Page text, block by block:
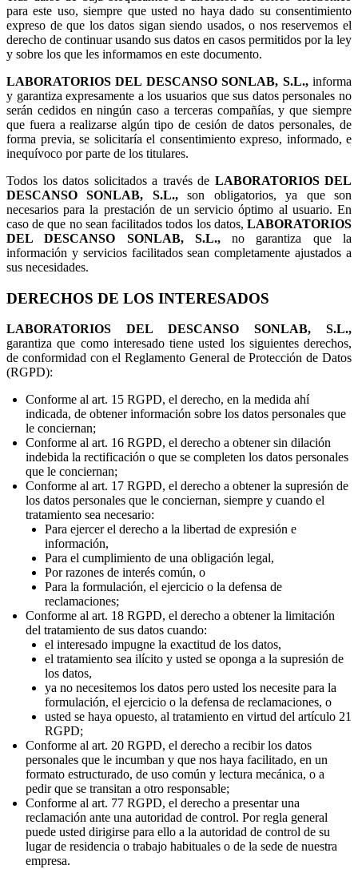
para este uso, siempre que usted no haya dado su consentimiento
expreso de que los datos sigan siendo usados, o nos reservemos el
derecho de continuar usando sus datos en casos permitidos por la ley
y sobre los que les informamos en este documento.
LABORATORIOS DEL DESCANSO SONLAB, S.L.,informa
y garantiza expresamente a los usuarios que sus datos personales no
serán cedidos en ningún caso a terceras compañías, y que siempre
que fuera a realizarse algún tipo de cesión de datos personales, de
forma previa, se solicitaría el consentimiento expreso, informado, e
inequívoco por parte de los titulares.
Todos los datos solicitados a través de LABORATORIOS DEL
DESCANSO SONLAB, S.L.,son obligatorios, ya que son
necesarios para la prestación de un servicio óptimo al usuario. En
caso de que no sean facilitados todos los datos, LABORATORIOS
DEL DESCANSO SONLAB, S.L.,no garantiza que la
información y servicios facilitados sean completamente ajustados a
sus necesidades.
DERECHOS DE LOS INTERESADOS
LABORATORIOS DEL DESCANSO SONLAB, S.L.,
garantiza que como interesado tiene usted los siguientes derechos,
de conformidad con el Reglamento General de Protección de Datos
(RGPD):
Conforme al art. 15 RGPD, el derecho, en la medida ahí
indicada, de obtener información sobre los datos personales que
le conciernan;
Conforme al art. 16 RGPD, el derecho a obtener sin dilación
indebida la rectificación o que se completen los datos personales
que le conciernan;
Conforme al art. 17 RGPD, el derecho a obtener la supresión de
los datos personales que le conciernan, siempre y cuando el
tratamiento sea necesario:
Para ejercer el derecho a la libertad de expresión e
información,
Para el cumplimiento de una obligación legal,
Por razones de interés común, o
Para la formulación, el ejercicio o la defensa de
reclamaciones;
Conforme al art. 18 RGPD, el derecho a obtener la limitación
del tratamiento de sus datos cuando:
el interesado impugne la exactitud de los datos,
el tratamiento sea ilícito y usted se oponga a la supresión de
los datos,
ya no necesitemos los datos pero usted los necesite para la
formulación, el ejercicio o la defensa de reclamaciones, o
usted se haya opuesto, al tratamiento en virtud del artículo 21
RGPD;
Conforme al art. 20 RGPD, el derecho a recibir los datos
personales que le incumban y que nos haya facilitado, en un
formato estructurado, de uso común y lectura mecánica, o a
pedir que se transitan a otro responsable;
Conforme al art. 77 RGPD, el derecho a presentar una
reclamación ante una autoridad de control. Por regla general
puede usted dirigirse para ello a la autoridad de control de su
lugar de residencia o trabajo habituales o de la sede de nuestra
empresa.